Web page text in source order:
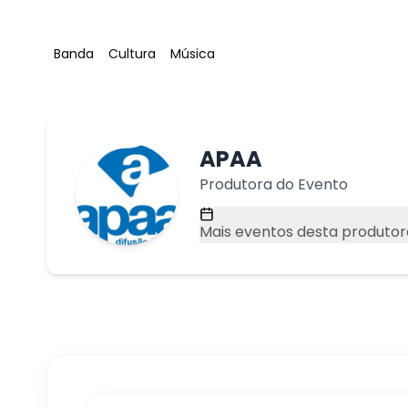
Tag:
Banda Tag:
Cultura Tag:
Música
APAA
Produtora do Evento
Mais eventos desta